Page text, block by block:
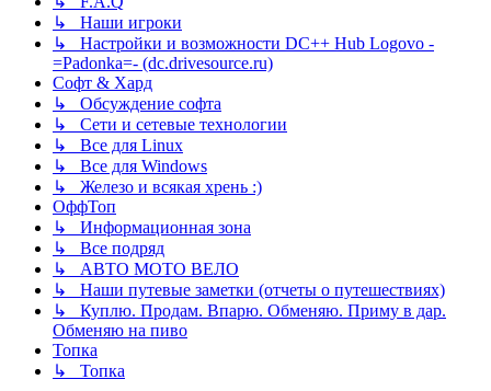
↳ Наши игроки
↳ Настройки и возможности DC++ Hub Logovo -
=Padonka=- (dc.drivesource.ru)
Софт & Хард
↳ Обсуждение софта
↳ Сети и сетевые технологии
↳ Все для Linux
↳ Все для Windows
↳ Железо и всякая хрень :)
ОффТоп
↳ Информационная зона
↳ Все подряд
↳ АВТО МОТО ВЕЛО
↳ Наши путевые заметки (отчеты о путешествиях)
↳ Куплю. Продам. Впарю. Обменяю. Приму в дар.
Обменяю на пиво
Топка
↳ Топка